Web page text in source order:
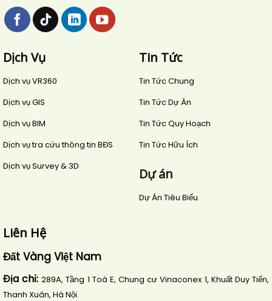
Dịch Vụ
Dịch vụ VR360
Dịch vụ GIS
Dịch vụ BIM
Dịch vụ tra cứu thông tin BĐS
Dịch vụ Survey & 3D
Tin Tức
Tin Tức Chung
Tin Tức Dự Án
Tin Tức Quy Hoạch
Tin Tức Hữu Ích
Dự án
Dự Án Tiêu Biểu
Liên Hệ
Đất Vàng Việt Nam
Địa chỉ: 289A, Tầng 1 Toà E, Chung cư Vinaconex 1, Khuất Duy Tiến,
Thanh Xuân, Hà Nội.